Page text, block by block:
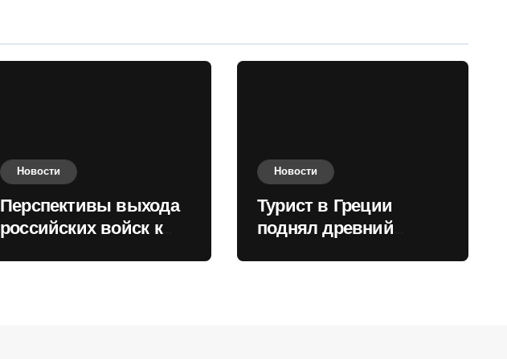
Новости
Перспективы выхода
российских войск к
Новости
Турист в Греции
поднял древний